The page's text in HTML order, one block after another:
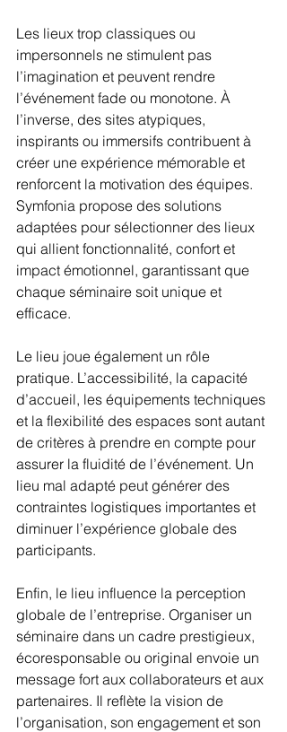
Les lieux trop classiques ou
impersonnels ne stimulent pas
l’imagination et peuvent rendre
l’événement fade ou monotone. À
l’inverse, des sites atypiques,
inspirants ou immersifs contribuent à
créer une expérience mémorable et
renforcent la motivation des équipes.
Symfonia propose des solutions
adaptées pour sélectionner des lieux
qui allient fonctionnalité, confort et
impact émotionnel, garantissant que
chaque séminaire soit unique et
efficace.
Le lieu joue également un rôle
pratique. L’accessibilité, la capacité
d’accueil, les équipements techniques
et la flexibilité des espaces sont autant
de critères à prendre en compte pour
assurer la fluidité de l’événement. Un
lieu mal adapté peut générer des
contraintes logistiques importantes et
diminuer l’expérience globale des
participants.
Enfin, le lieu influence la perception
globale de l’entreprise. Organiser un
séminaire dans un cadre prestigieux,
écoresponsable ou original envoie un
message fort aux collaborateurs et aux
partenaires. Il reflète la vision de
l’organisation, son engagement et son